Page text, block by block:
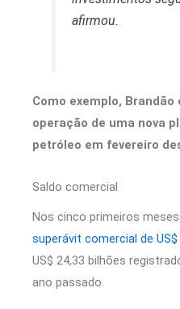
afirmou.
Como exemplo,
operação de uma nova
petróleo em fevereiro
Saldo comercial
Nos cinco primeiros meses
superávit comercial de
US$ 24,33 bilhões
ano passado.